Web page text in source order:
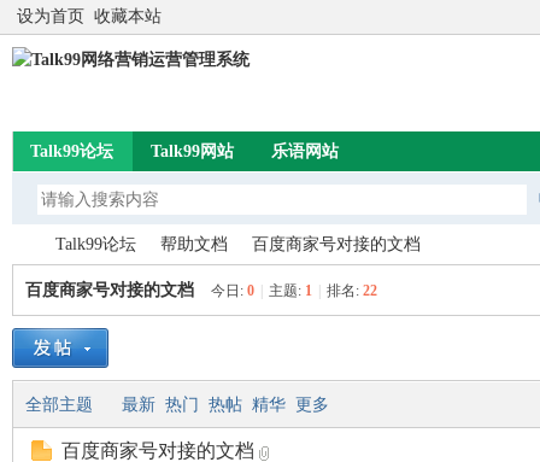
设为首页 收藏本站
Talk99论坛 Talk99网站 乐语网站
Ta»
Talk99论坛 帮助文档 百度商家号对接的文档
百度商家号对接的文档 今日: 0 主题: 1 排名: 22
全部主题 最新 热门 热帖 精华 更多
百度商家号对接的文档